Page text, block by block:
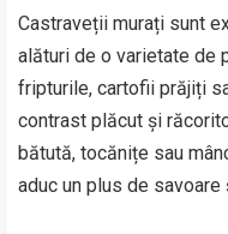
Castraveții murați sunt
alături de o varietate de
fripturile, cartofii prăjiți
contrast plăcut și
bătută, tocănițe sau
aduc un plus de